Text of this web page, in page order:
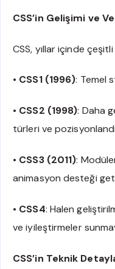
CSS’in Gelişimi ve
CSS, yıllar içinde
• CSS1 (1996): Temel
• CSS2 (1998): Daha
türleri ve
• CSS3 (2011):
animasyon desteği
• CSS4: Halen
ve iyileştirmeler
CSS’in Teknik